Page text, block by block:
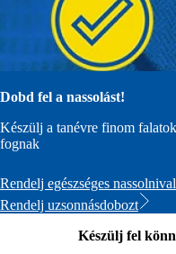
Dobd fel a nassolást!
Készülj a tanévre finom
fognak
Rendelj egészséges
Rendelj uzsonnásdobozt
Készülj fel